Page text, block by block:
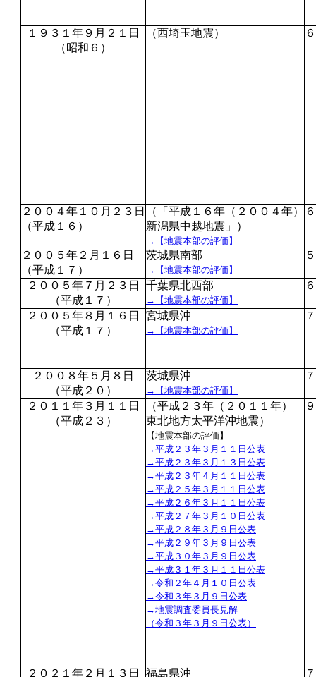
１９３１年９月２１日
（昭和６）
（西埼玉地震）
２００４年１０月２３日
（平成１６）
（「平成１６年（２００４年）
新潟県中越地震」）
→【地震本部の評価】
２００５年２月１６日
（平成１７）
茨城県南部
→【地震本部の評価】
２００５年７月２３日
（平成１７）
千葉県北西部
→【地震本部の評価】
２００５年８月１６日
（平成１７）
宮城県沖
→【地震本部の評価】
２００８年５月８日
（平成２０）
茨城県沖
→【地震本部の評価】
２０１１年３月１１日
（平成２３）
（平成２３年（２０１１年）
東北地方太平洋沖地震）
【地震本部の評価】
→平成２３年３月１１日公表
→平成２３年３月１３日公表
→平成２３年４月１１日公表
→平成２５年３月１１日公表
→平成２６年３月１１日公表
→平成２７年３月１０日公表
→平成２８年３月９日公表
→平成２９年３月９日公表
→平成３０年３月９日公表
→平成３１年３月１１日公表
→令和２年４月１０日公表
→令和３年３月９日公表
→地震調査委員長見解
（令和３年３月９日公表）
２０２１年２月１３日 福島県沖